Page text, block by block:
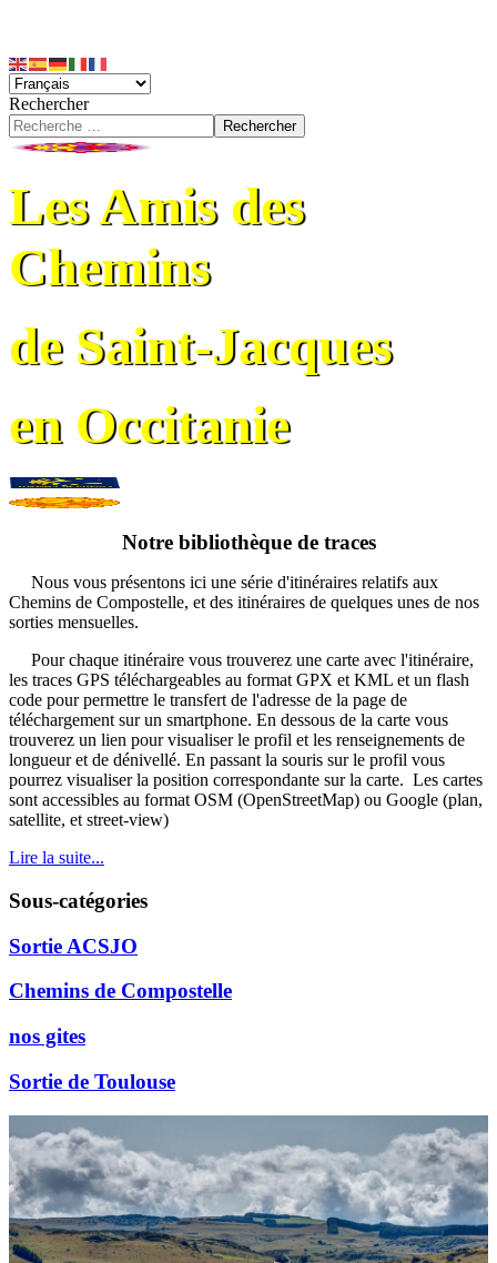
Rechercher
Rechercher
Les Amis des
Chemins
de Saint-Jacques
en Occitanie
Notre bibliothèque de traces
Nous vous présentons ici une série d'itinéraires relatifs aux
Chemins de Compostelle, et des itinéraires de quelques unes de nos
sorties mensuelles.
Pour chaque itinéraire vous trouverez une carte avec l'itinéraire,
les traces GPS téléchargeables au format GPX et KML et un flash
code pour permettre le transfert de l'adresse de la page de
téléchargement sur un smartphone. En dessous de la carte vous
trouverez un lien pour visualiser le profil et les renseignements de
longueur et de dénivellé. En passant la souris sur le profil vous
pourrez visualiser la position correspondante sur la carte. Les cartes
sont accessibles au format OSM (OpenStreetMap) ou Google (plan,
satellite, et street-view)
Lire la suite...
Sous-catégories
Sortie ACSJO
Chemins de Compostelle
nos gites
Sortie de Toulouse